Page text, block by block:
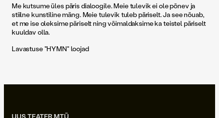
Me kutsume üles päris dialoogile. Meie tulevik ei ole põnev ja
stiilne kunstiline mäng. Meie tulevik tuleb päriselt. Ja see nõuab,
et me ise oleksime päriselt ning võimaldaksime ka teistel päriselt
kuuldav olla.
Lavastuse "HYMN" loojad